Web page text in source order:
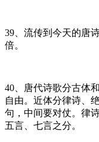
39、流传到今天的唐
倍。
40、唐代诗歌分古体
自由。近体分律诗、
句，中间要对仗。律
五言、七言之分。